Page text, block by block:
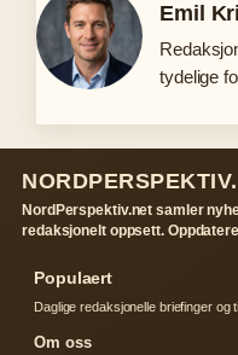
Emil
tydelige
NordPerspektiv.net samler
redaksjonelt oppsett.
Populaert
Daglige redaksjonelle briefinger
Om oss